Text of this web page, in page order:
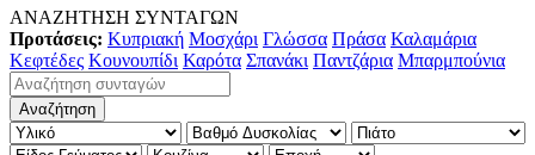
ΑΝΑΖΗΤΗΣΗ ΣΥΝΤΑΓΩΝ
Προτάσεις: Κυπριακή Μοσχάρι Γλώσσα Πράσα Καλαμάρια
Κεφτέδες Κουνουπίδι Καρότα Σπανάκι Παντζάρια Μπαρμπούνια